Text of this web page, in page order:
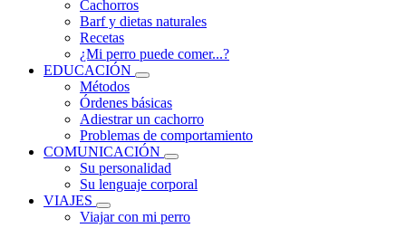
Cachorros
Barf y dietas naturales
Recetas
¿Mi perro puede comer...?
EDUCACIÓN
Métodos
Órdenes básicas
Adiestrar un cachorro
Problemas de comportamiento
COMUNICACIÓN
Su personalidad
Su lenguaje corporal
VIAJES
Viajar con mi perro